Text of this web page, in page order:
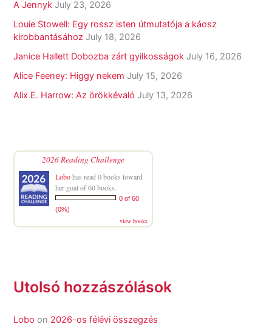
A Jennyk July 23, 2026
Louie Stowell: Egy ​rossz isten útmutatója a káosz
kirobbantásához July 18, 2026
Janice Hallett Dobozba zárt gyilkosságok July 16, 2026
Alice Feeney: Higgy nekem July 15, 2026
Alix E. Harrow: Az örökkévaló July 13, 2026
2026 Reading Challenge
Lobohas read 0 books toward
her goal of 60 books.
0 of 60
(0%)
view books
Utolsó hozzászólások
Lobo on 2026-os félévi összegzés